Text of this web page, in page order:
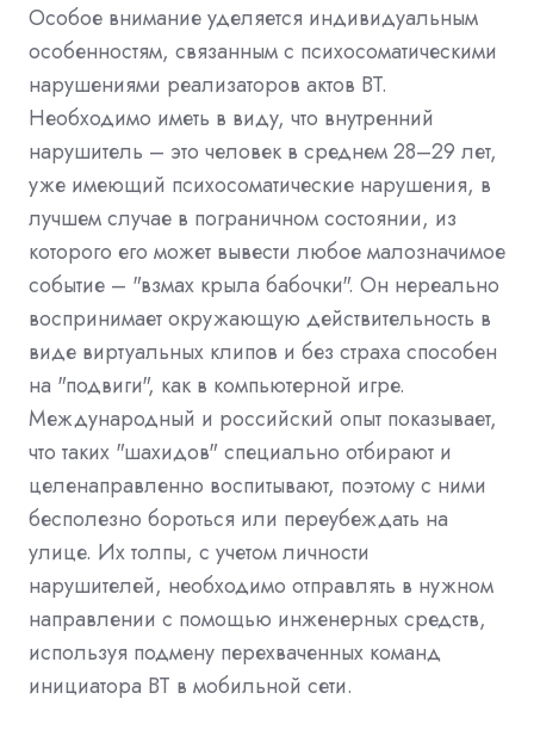
Особое внимание уделяется индивидуальным
особенностям, связанным с психосоматическими
нарушениями реализаторов актов ВТ.
Необходимо иметь в виду, что внутренний
нарушитель – это человек в среднем 28–29 лет,
уже имеющий психосоматические нарушения, в
лучшем случае в пограничном состоянии, из
которого его может вывести любое малозначимое
событие – "взмах крыла бабочки". Он нереально
воспринимает окружающую действительность в
виде виртуальных клипов и без страха способен
на "подвиги", как в компьютерной игре.
Международный и российский опыт показывает,
что таких "шахидов" специально отбирают и
целенаправленно воспитывают, поэтому с ними
бесполезно бороться или переубеждать на
улице. Их толпы, с учетом личности
нарушителей, необходимо отправлять в нужном
направлении с помощью инженерных средств,
используя подмену перехваченных команд
инициатора ВТ в мобильной сети.